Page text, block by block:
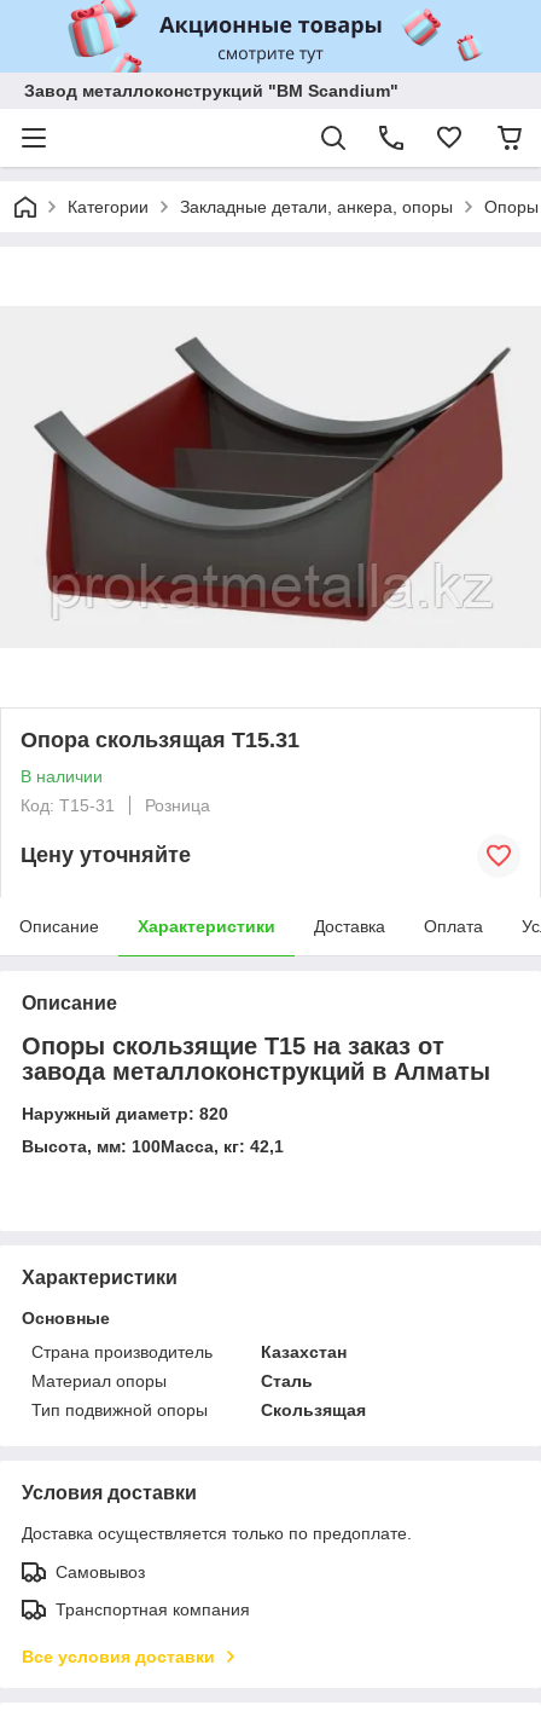
Завод металлоконструкций "BM Scandium"
Категории Закладные детали, анкера, опоры Опоры
Опора скользящая Т15.31
В наличии
Код: T15-31
Розница
Цену уточняйте
Описание Характеристики Доставка Оплата
Описание
Опоры скользящие Т15 на заказ от
завода металлоконструкций в Алматы
Наружный диаметр: 820
Высота, мм: 100Масса, кг: 42,1
Характеристики
Основные
Страна производитель
Казахстан
Материал опоры
Сталь
Тип подвижной опоры
Скользящая
Условия доставки
Доставка осуществляется только по предоплате.
Самовывоз
Транспортная компания
Все условия доставки